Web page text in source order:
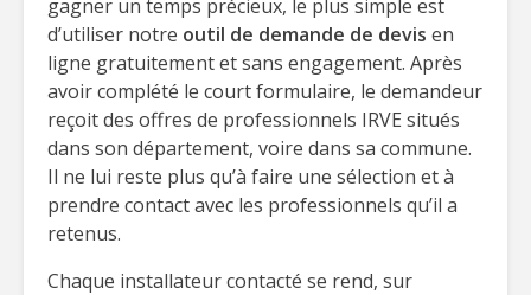
gagner un temps précieux, le plus simple est
d’utiliser notre outil de demande de devis en
ligne gratuitement et sans engagement. Après
avoir complété le court formulaire, le demandeur
reçoit des offres de professionnels IRVE situés
dans son département, voire dans sa commune.
Il ne lui reste plus qu’à faire une sélection et à
prendre contact avec les professionnels qu’il a
retenus.
Chaque installateur contacté se rend, sur